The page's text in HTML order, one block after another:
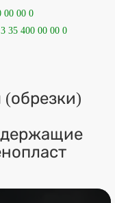
00 00 0
3 35 400 00 00 0
(обрезки)